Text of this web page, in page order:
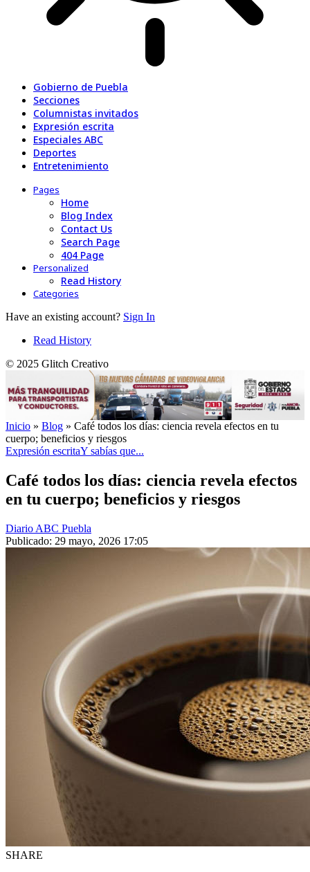
Gobierno de Puebla
Secciones
Columnistas invitados
Expresión escrita
Especiales ABC
Deportes
Entretenimiento
Pages
Home
Blog Index
Contact Us
Search Page
404 Page
Personalized
Read History
Categories
Have an existing account? Sign In
Read History
© 2025 Glitch Creativo
Inicio » Blog » Café todos los días: ciencia revela efectos en tu
cuerpo; beneficios y riesgos
Expresión escritaY sabías que...
Café todos los días: ciencia revela efectos
en tu cuerpo; beneficios y riesgos
Diario ABC Puebla
Publicado: 29 mayo, 2026 17:05
SHARE